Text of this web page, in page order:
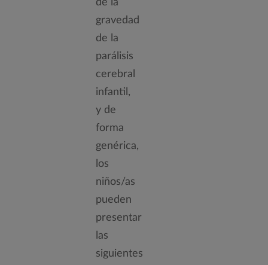
de la
gravedad
de la
parálisis
cerebral
infantil,
y de
forma
genérica,
los
niños/as
pueden
presentar
las
siguientes